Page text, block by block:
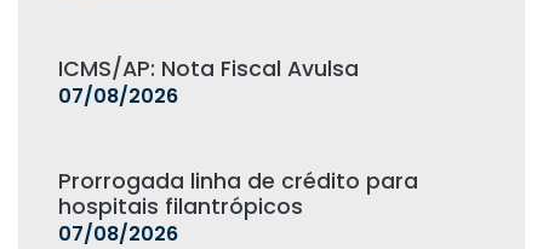
ICMS/AP: Nota Fiscal Avulsa
07/08/2026
Prorrogada linha de crédito para
hospitais filantrópicos
07/08/2026